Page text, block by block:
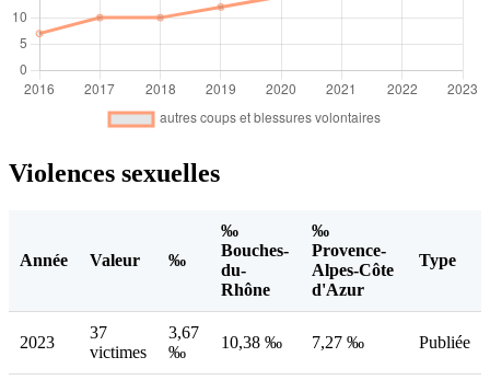
Violences sexuelles
Année Valeur ‰
‰
Bouches-
du-
Rhône
‰
Provence-
Alpes-Côte
d'Azur
Type
2023
37
victimes
3,67
‰
10,38 ‰ 7,27 ‰ Publiée